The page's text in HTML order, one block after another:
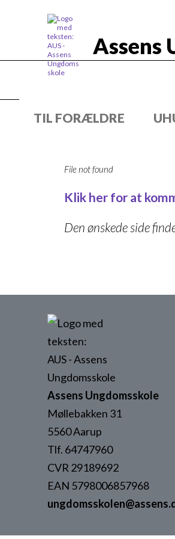
Assens
TIL FORÆLDRE
File not found
Klik her for at
Den ønskede side
Assens Ungdomsskole
Møllebakken 31
5560 Aarup
Tlf. 64747960
CVR 29189692
EAN 5798006857968